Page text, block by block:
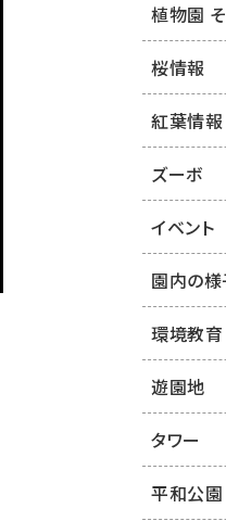
植物園
桜情報
紅葉情報
ズーボ
イベント
園内の
環境教育
遊園地
タワー
平和公園